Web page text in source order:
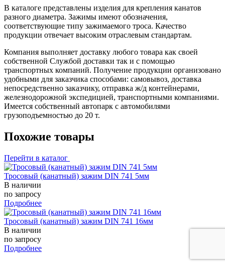
В каталоге представлены изделия для крепления канатов
разного диаметра. Зажимы имеют обозначения,
соответствующие типу зажимаемого троса. Качество
продукции отвечает высоким отраслевым стандартам.
Компания выполняет доставку любого товара как своей
собственной Службой доставки так и с помощью
транспортных компаний. Получение продукции организовано
удобными для заказчика способами: самовывоз, доставка
непосредственно заказчику, отправка ж/д контейнерами,
железнодорожной экспедицией, транспортными компаниями.
Имеется собственный автопарк с автомобилями
грузоподъемностью до 20 т.
Похожие товары
Перейти в каталог
Тросовый (канатный) зажим DIN 741 5мм
В наличии
по запросу
Подробнее
Тросовый (канатный) зажим DIN 741 16мм
В наличии
по запросу
Подробнее